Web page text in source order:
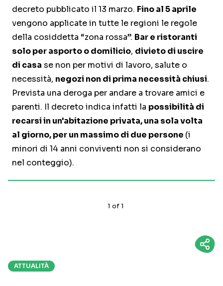
decreto pubblicato il 13 marzo. Fino al 5 aprile
vengono applicate in tutte le regioni le regole
della cosiddetta “zona rossa”. Bar e ristoranti
solo per asporto o domilicio, divieto di uscire
di casa se non per motivi di lavoro, salute o
necessità, negozi non di prima necessità chiusi.
Prevista una deroga per andare a trovare amici e
parenti. Il decreto indica infatti la possibilità di
recarsi in un'abitazione privata, una sola volta
al giorno, per un massimo di due persone (i
minori di 14 anni conviventi non si considerano
nel conteggio).
1 of1
ATTUALITÀ